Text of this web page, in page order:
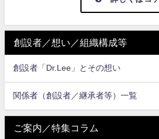
創設者／想い／組織構成等
創設者「Dr.Lee」とその想い
関係者（創設者／継承者等）一覧
ご案内／特集コラム